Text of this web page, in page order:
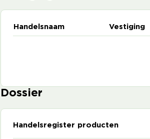
Handelsnaam Vestiging
Dossier
Handelsregister producten